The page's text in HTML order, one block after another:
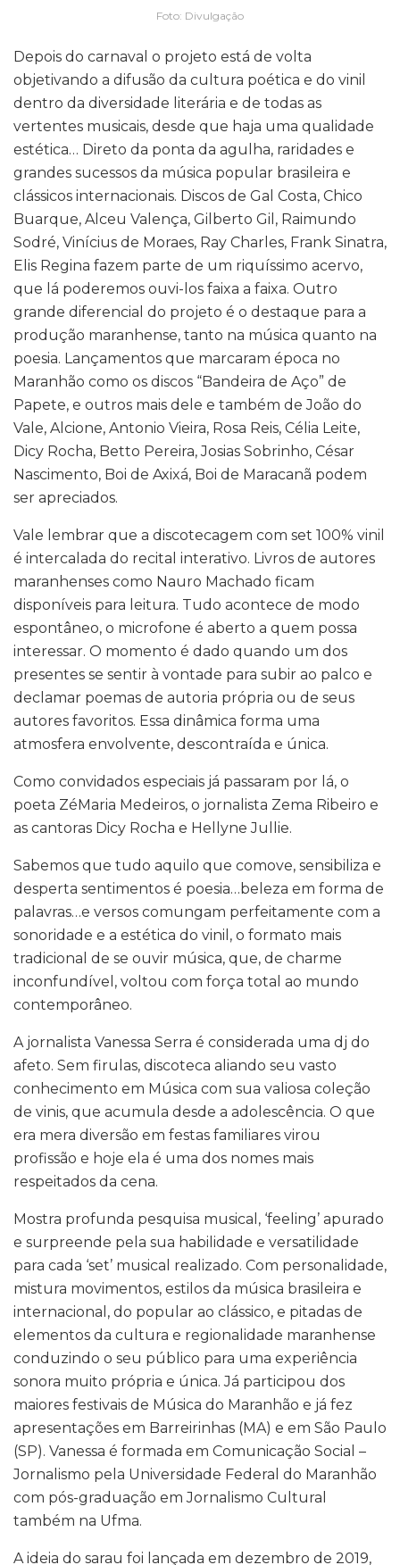
Foto: Divulgação
Depois do carnaval o projeto está de volta
objetivando a difusão da cultura poética e do vinil
dentro da diversidade literária e de todas as
vertentes musicais, desde que haja uma qualidade
estética… Direto da ponta da agulha, raridades e
grandes sucessos da música popular brasileira e
clássicos internacionais. Discos de Gal Costa, Chico
Buarque, Alceu Valença, Gilberto Gil, Raimundo
Sodré, Vinícius de Moraes, Ray Charles, Frank Sinatra,
Elis Regina fazem parte de um riquíssimo acervo,
que lá poderemos ouvi-los faixa a faixa. Outro
grande diferencial do projeto é o destaque para a
produção maranhense, tanto na música quanto na
poesia. Lançamentos que marcaram época no
Maranhão como os discos “Bandeira de Aço” de
Papete, e outros mais dele e também de João do
Vale, Alcione, Antonio Vieira, Rosa Reis, Célia Leite,
Dicy Rocha, Betto Pereira, Josias Sobrinho, César
Nascimento, Boi de Axixá, Boi de Maracanã podem
ser apreciados.
Vale lembrar que a discotecagem com set 100% vinil
é intercalada do recital interativo. Livros de autores
maranhenses como Nauro Machado ficam
disponíveis para leitura. Tudo acontece de modo
espontâneo, o microfone é aberto a quem possa
interessar. O momento é dado quando um dos
presentes se sentir à vontade para subir ao palco e
declamar poemas de autoria própria ou de seus
autores favoritos. Essa dinâmica forma uma
atmosfera envolvente, descontraída e única.
Como convidados especiais já passaram por lá, o
poeta ZéMaria Medeiros, o jornalista Zema Ribeiro e
as cantoras Dicy Rocha e Hellyne Jullie.
Sabemos que tudo aquilo que comove, sensibiliza e
desperta sentimentos é poesia…beleza em forma de
palavras…e versos comungam perfeitamente com a
sonoridade e a estética do vinil, o formato mais
tradicional de se ouvir música, que, de charme
inconfundível, voltou com força total ao mundo
contemporâneo.
A jornalista Vanessa Serra é considerada uma dj do
afeto. Sem firulas, discoteca aliando seu vasto
conhecimento em Música com sua valiosa coleção
de vinis, que acumula desde a adolescência. O que
era mera diversão em festas familiares virou
profissão e hoje ela é uma dos nomes mais
respeitados da cena.
Mostra profunda pesquisa musical, ‘feeling’ apurado
e surpreende pela sua habilidade e versatilidade
para cada ‘set’ musical realizado. Com personalidade,
mistura movimentos, estilos da música brasileira e
internacional, do popular ao clássico, e pitadas de
elementos da cultura e regionalidade maranhense
conduzindo o seu público para uma experiência
sonora muito própria e única. Já participou dos
maiores festivais de Música do Maranhão e já fez
apresentações em Barreirinhas (MA) e em São Paulo
(SP). Vanessa é formada em Comunicação Social –
Jornalismo pela Universidade Federal do Maranhão
com pós-graduação em Jornalismo Cultural
também na Ufma.
A ideia do sarau foi lançada em dezembro de 2019,